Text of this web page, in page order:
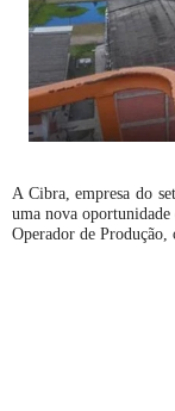
A Cibra, empresa do
uma nova
Operador de Produção,